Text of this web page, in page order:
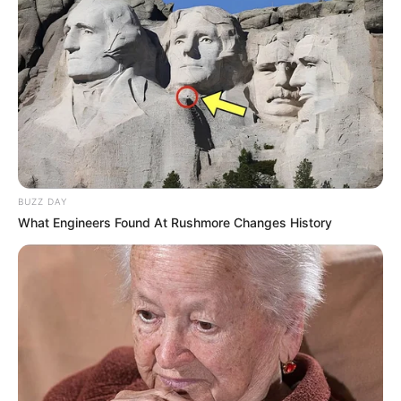
Aprenda a fazer a costura bradel no Curso de
Encadernação Artesanal Festas e Eventos
por dentro de técnicas incríveis de encadernação
e produza com facilidade lindos trabalhos.
5 – Encadernação Japonesa
A costura japonesa, uma das mais antigas, pode
ser feita feita em vários padrões. Ou seja, há uma
infinidade de pontos que podem ser utilizados
BUZZ DAY
What Engineers Found At Rushmore Changes History